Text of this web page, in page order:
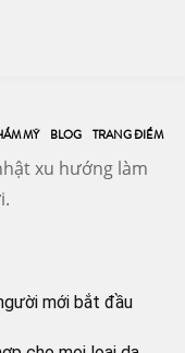
MỸ BLOG TRANG ĐIỂM
xu hướng làm
mới bắt đầu